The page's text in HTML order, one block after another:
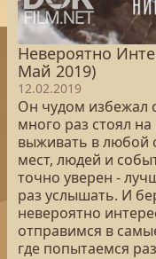
Невероятно
Май 2019)
12.02.2019
Он чудом избежал
много раз стоял
выживать в любой
мест, людей и
точно уверен -
раз услышать. И
невероятно
отправимся в
где попытаемся